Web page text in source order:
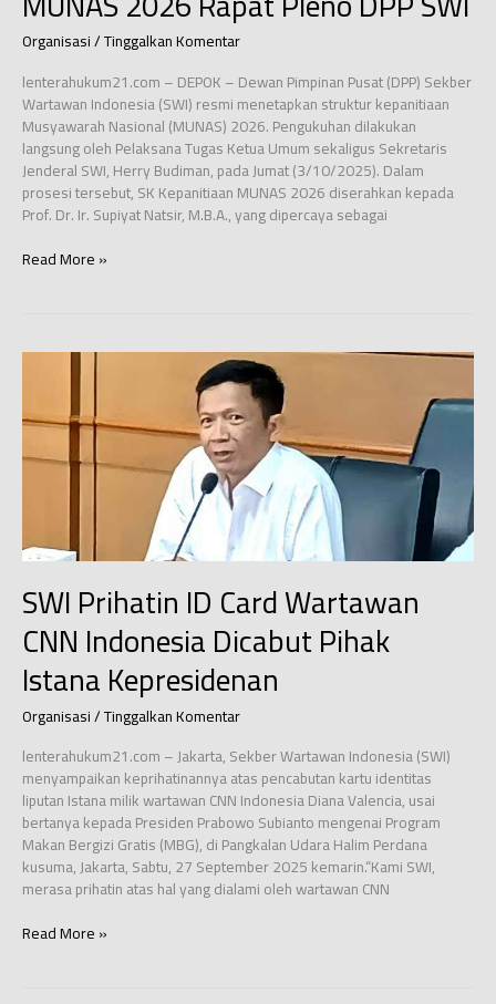
Organisasi/Tinggalkan Komentar
lenterahukum21.com – DEPOK – Dewan Pimpinan Pusat (DPP) Sekber
Wartawan Indonesia (SWI) resmi menetapkan struktur kepanitiaan
Musyawarah Nasional (MUNAS) 2026. Pengukuhan dilakukan
langsung oleh Pelaksana Tugas Ketua Umum sekaligus Sekretaris
Jenderal SWI, Herry Budiman, pada Jumat (3/10/2025). Dalam
prosesi tersebut, SK Kepanitiaan MUNAS 2026 diserahkan kepada
Prof. Dr. Ir. Supiyat Natsir, M.B.A., yang dipercaya sebagai
MUNAS
DPP
Read More »
SWI Prihatin ID Card Wartawan
CNN Indonesia Dicabut Pihak
Istana Kepresidenan
Organisasi/Tinggalkan Komentar
lenterahukum21.com – Jakarta, Sekber Wartawan Indonesia (SWI)
menyampaikan keprihatinannya atas pencabutan kartu identitas
liputan Istana milik wartawan CNN Indonesia Diana Valencia, usai
bertanya kepada Presiden Prabowo Subianto mengenai Program
Makan Bergizi Gratis (MBG), di Pangkalan Udara Halim Perdana
kusuma, Jakarta, Sabtu, 27 September 2025 kemarin.“Kami SWI,
merasa prihatin atas hal yang dialami oleh wartawan CNN
SWI
Read More »